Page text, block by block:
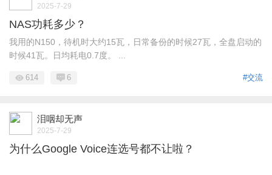
2025-7-29
NAS功耗多少？
我用的N150，待机时大约15瓦，日常备份的时候27瓦，全盘启动的
时候41瓦。日均耗电0.7度。 ...
#交流
614 6
泪咽却无声
2025-7-29
为什么Google Voice连选号都不让啦？